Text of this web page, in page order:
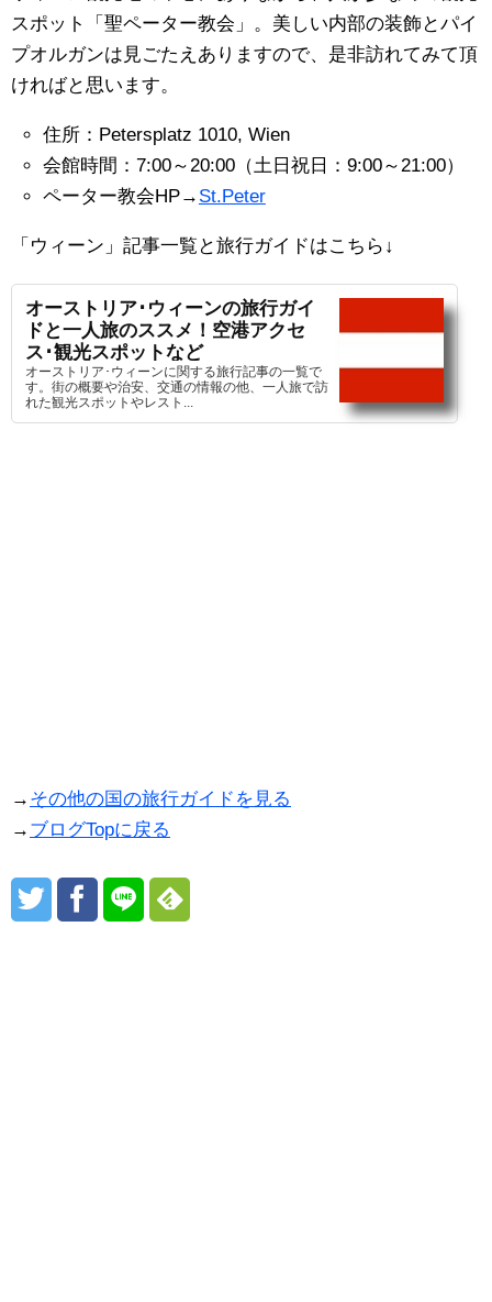
スポット「聖ペーター教会」。美しい内部の装飾とパイ
プオルガンは見ごたえありますので、是非訪れてみて頂
ければと思います。
住所：Petersplatz 1010, Wien
会館時間：7:00～20:00（土日祝日：9:00～21:00）
ペーター教会HP→ St.Peter
「ウィーン」記事一覧と旅行ガイドはこちら↓
オーストリア･ウィーンの旅行ガイ
ドと一人旅のススメ！空港アクセ
ス･観光スポットなど
オーストリア･ウィーンに関する旅行記事の一覧で
す。街の概要や治安、交通の情報の他、一人旅で訪
れた観光スポットやレスト...
→ その他の国の旅行ガイドを見る
→ ブログTopに戻る